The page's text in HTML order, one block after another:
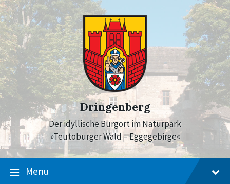
Skip
to
content
Skip
to
main
navigation
Skip
to
footer
Dringenberg
Der idyllische Burgort im Naturpark
»Teutoburger Wald – Eggegebirge«
Menu